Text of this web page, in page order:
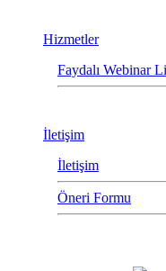
Hizmetler
Faydalı Webinar
İletişim
İletişim
Öneri Formu